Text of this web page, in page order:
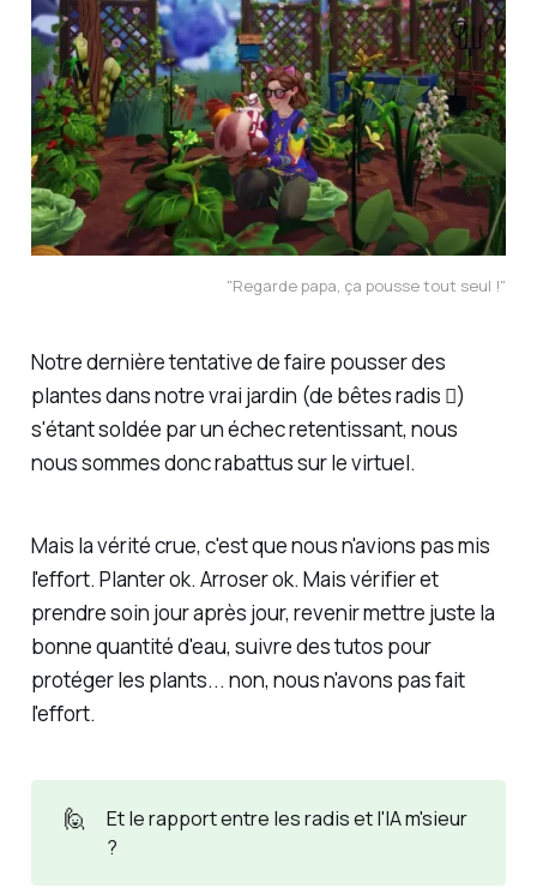
"Regarde papa, ça pousse tout seul !"
Notre dernière tentative de faire pousser des
plantes dans notre vrai jardin (de bêtes radis 🫜)
s'étant soldée par un échec retentissant, nous
nous sommes donc rabattus sur le virtuel.
Mais la vérité crue, c'est que nous n'avions pas mis
l'effort. Planter ok. Arroser ok. Mais vérifier et
prendre soin jour après jour, revenir mettre juste la
bonne quantité d'eau, suivre des tutos pour
protéger les plants... non, nous n'avons pas fait
l'effort.
🙋
Et le rapport entre les radis et l'IA m'sieur
?